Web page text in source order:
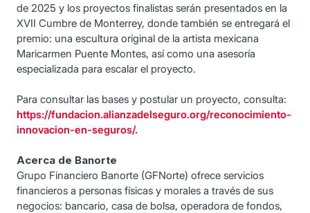
de 2025 y los proyectos finalistas serán presentados en la
XVII Cumbre de Monterrey, donde también se entregará el
premio: una escultura original de la artista mexicana
Maricarmen Puente Montes, así como una asesoría
especializada para escalar el proyecto.
Para consultar las bases y postular un proyecto, consulta:
https://fundacion.alianzadelseguro.org/reconocimiento-
innovacion-en-seguros/.
Acerca de Banorte
Grupo Financiero Banorte (GFNorte) ofrece servicios
financieros a personas físicas y morales a través de sus
negocios: bancario, casa de bolsa, operadora de fondos,